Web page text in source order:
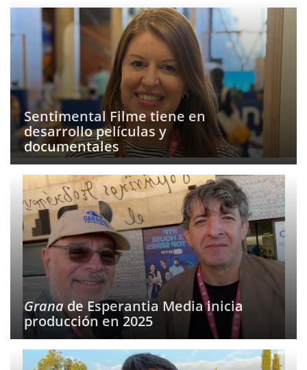
Sentimental Filme tiene en
desarrollo películas y
documentales
Granade Esperantia Media inicia
producción en 2025